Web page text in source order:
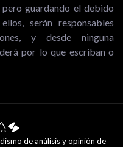
guardando el debido
serán responsables
y desde ninguna
por lo que escriban o
de análisis y opinión de